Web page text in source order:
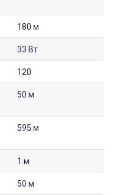
180 м
33 Вт
120
50 м
595 м
1 м
50 м